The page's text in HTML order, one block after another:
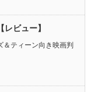
ビュー】
＆ティーン向き映画判